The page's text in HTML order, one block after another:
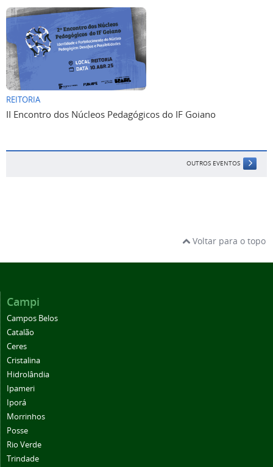
REITORIA
II Encontro dos Núcleos Pedagógicos do IF Goiano
OUTROS EVENTOS
Voltar para o topo
Campi
Campos Belos
Catalão
Ceres
Cristalina
Hidrolândia
Ipameri
Iporá
Morrinhos
Posse
Rio Verde
Trindade